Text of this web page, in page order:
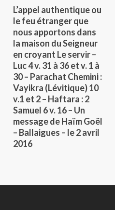
Lire La Suite
L’appel authentique ou
le feu étranger que
nous apportons dans
la maison du Seigneur
en croyant Le servir –
Luc 4 v. 31 à 36 et v. 1 à
30 – Parachat Chemini :
Vayikra (Lévitique) 10
v.1 et 2 – Haftara : 2
Samuel 6 v. 16 – Un
message de Haïm Goël
– Ballaigues – le 2 avril
2016